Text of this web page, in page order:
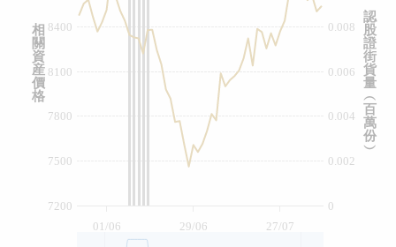
01/06 29/06 27/07
0
0.002
0.004
0.006
0.008
7200
7500
7800
8100
8400
認
股
證
街
貨
量
︵
百
萬
份
︶
相
關
資
産
價
格
牛熊證文件及公告
牛熊證文件及公告 (瑞信)
收市競價變化